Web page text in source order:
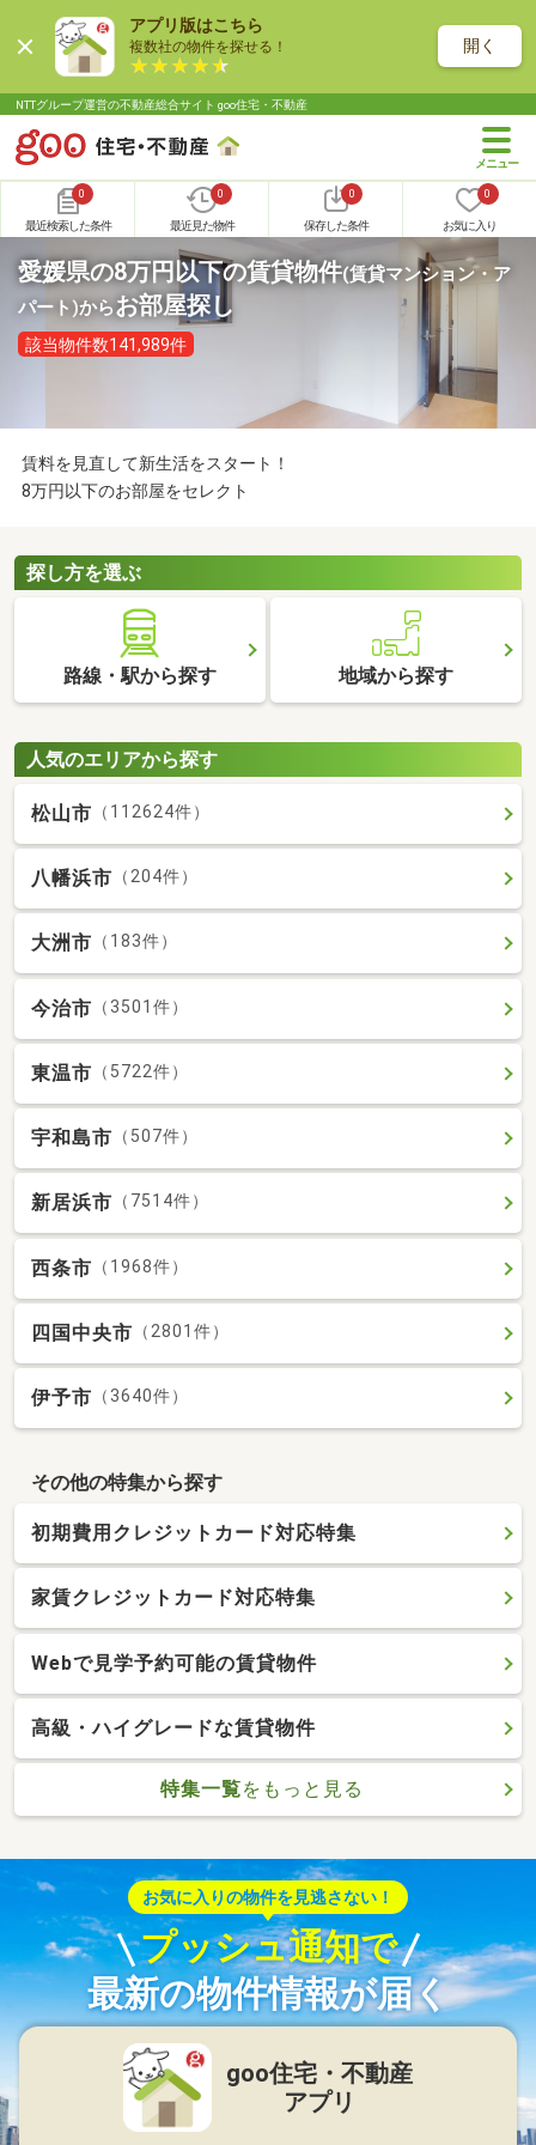
アプリ版はこちら
複数社の物件を探せる！ 開く
NTTグループ運営の不動産総合サイト goo住宅・不動産
0
最近検索した条件
0
最近見た物件
0
保存した条件
0
お気に入り
愛媛県の8万円以下の賃貸物件(賃貸マンション・ア
パート)からお部屋探し
該当物件数141,989件
賃料を見直して新生活をスタート！
8万円以下のお部屋をセレクト
探し方を選ぶ
路線・駅から探す 地域から探す
人気のエリアから探す
松山市 （112624件）
八幡浜市 （204件）
大洲市 （183件）
今治市 （3501件）
東温市 （5722件）
宇和島市 （507件）
新居浜市 （7514件）
西条市 （1968件）
四国中央市 （2801件）
伊予市 （3640件）
その他の特集から探す
初期費用クレジットカード対応特集
家賃クレジットカード対応特集
Webで見学予約可能の賃貸物件
高級・ハイグレードな賃貸物件
特集一覧をもっと見る
お気に入りの物件を見逃さない！
プッシュ通知で
最新の物件情報が届く
goo住宅・不動産
アプリ